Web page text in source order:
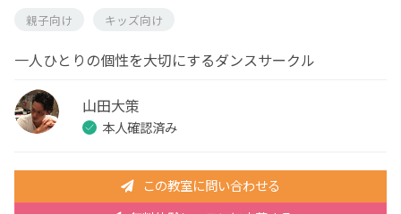
親子向け
キッズ向け
一人ひとりの個性を大切にするダンスサークル
山田大策
本人確認済み
この教室に問い合わせる